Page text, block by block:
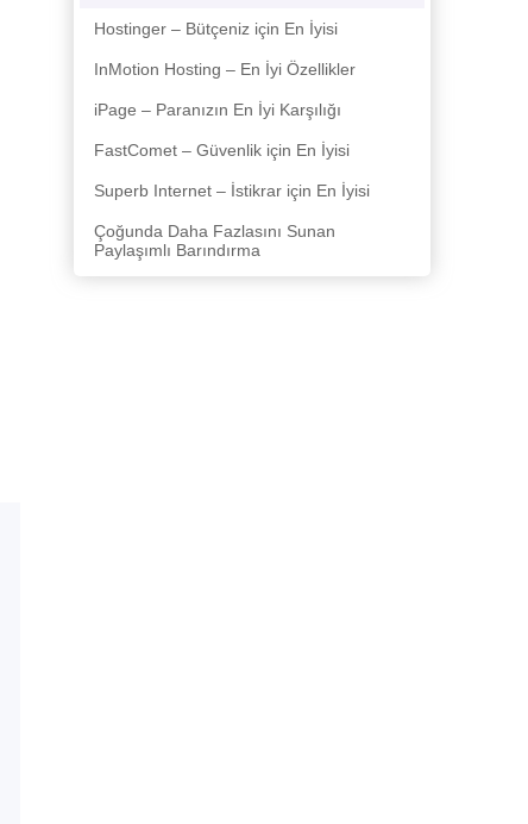
Hostinger – Bütçeniz için En İyisi
InMotion Hosting – En İyi Özellikler
iPage – Paranızın En İyi Karşılığı
FastComet – Güvenlik için En İyisi
Superb Internet – İstikrar için En İyisi
Çoğunda Daha Fazlasını Sunan
Paylaşımlı Barındırma